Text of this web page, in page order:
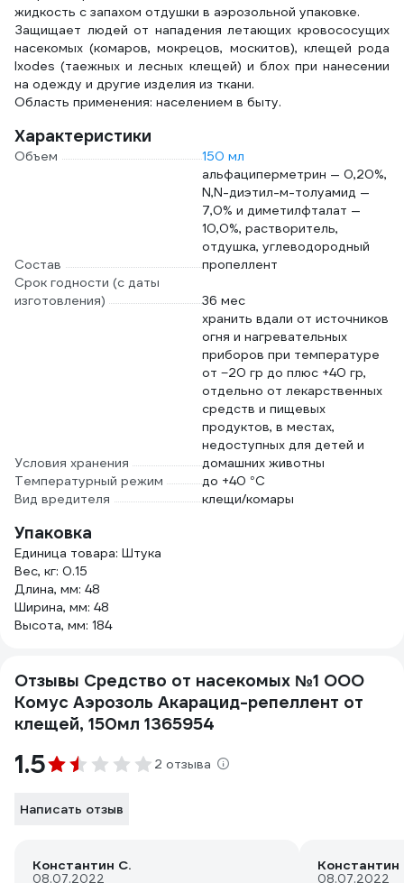
жидкость с запахом отдушки в аэрозольной упаковке.
Защищает людей от нападения летающих кровососущих
насекомых (комаров, мокрецов, москитов), клещей рода
Ixodes (таежных и лесных клещей) и блох при нанесении
на одежду и другие изделия из ткани.
Область применения: населением в быту.
Характеристики
Объем 150 мл
Состав
альфациперметрин — 0,20%,
N,N-диэтил-м-толуамид —
7,0% и диметилфталат —
10,0%, растворитель,
отдушка, углеводородный
пропеллент
Срок годности (с даты
изготовления)
36 мес
Условия хранения
хранить вдали от источников
огня и нагревательных
приборов при температуре
от −20 гр до плюс +40 гр,
отдельно от лекарственных
средств и пищевых
продуктов, в местах,
недоступных для детей и
домашних животны
Температурный режим
до +40 °С
Вид вредителя
клещи/комары
Упаковка
Единица товара: Штука
Вес, кг: 0.15
Длина, мм: 48
Ширина, мм: 48
Высота, мм: 184
Отзывы Средство от насекомых №1 ООО
Комус Аэрозоль Акарацид-репеллент от
клещей, 150мл 1365954
1.5 2 отзыва
Написать отзыв
Константин С.
08.07.2022
Константин
08.07.2022